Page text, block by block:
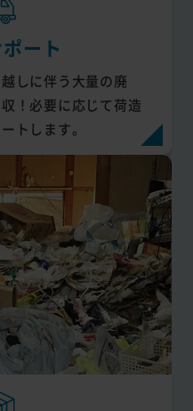
ート
しに伴う大量の廃
！必要に応じて荷造
トします。